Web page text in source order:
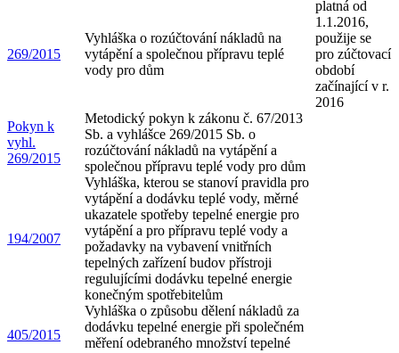
269/2015
Vyhláška o rozúčtování nákladů na
vytápění a společnou přípravu teplé
vody pro dům
platná od
1.1.2016,
použije se
pro zúčtovací
období
začínající v r.
2016
Pokyn k
vyhl.
269/2015
Metodický pokyn k zákonu č. 67/2013
Sb. a vyhlášce 269/2015 Sb. o
rozúčtování nákladů na vytápění a
společnou přípravu teplé vody pro dům
194/2007
Vyhláška, kterou se stanoví pravidla pro
vytápění a dodávku teplé vody, měrné
ukazatele spotřeby tepelné energie pro
vytápění a pro přípravu teplé vody a
požadavky na vybavení vnitřních
tepelných zařízení budov přístroji
regulujícími dodávku tepelné energie
konečným spotřebitelům
405/2015
Vyhláška o způsobu dělení nákladů za
dodávku tepelné energie při společném
měření odebraného množství tepelné